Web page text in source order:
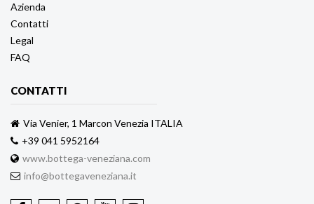
Azienda
Contatti
Legal
FAQ
CONTATTI
Via Venier, 1 Marcon Venezia ITALIA
+39 041 5952164
www.bottega-veneziana.com
info@bottegaveneziana.it